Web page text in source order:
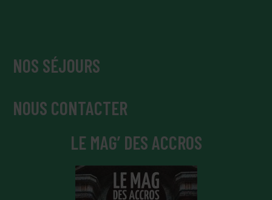
NOS SÉJOURS
NOUS CONTACTER
LE MAG’ DES ACCROS